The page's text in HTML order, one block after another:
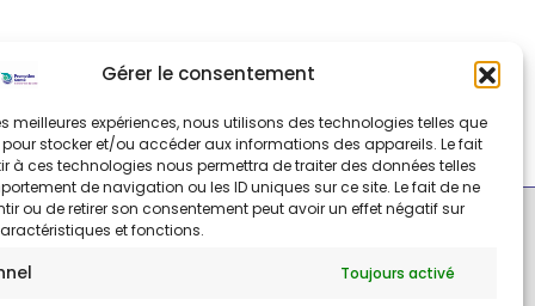
Gérer le consentement
meilleures expériences, nous utilisons des technologies telles que
stocker et/ou accéder aux informations des appareils. Le fait
à ces technologies nous permettra de traiter des données telles
de navigation ou les ID uniques sur ce site. Le fait de ne
ou de retirer son consentement peut avoir un effet négatif sur
et fonctions.
Toujours activé